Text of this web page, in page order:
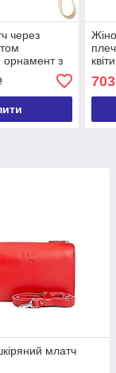
через
орнамент з
см 2 ручки в
703
млатч